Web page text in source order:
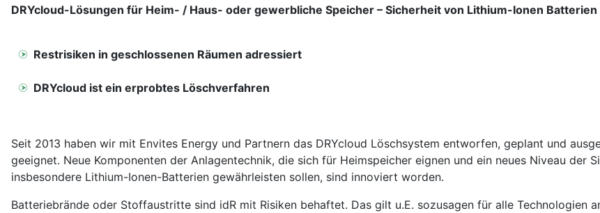
DRYcloud-Lösungen für Heim- / Haus- oder gewerbliche Speicher – Sicherheit von Lithium-Ionen Batterien
Restrisiken in geschlossenen Räumen adressiert
DRYcloud ist ein erprobtes Löschverfahren
Seit 2013 haben wir mit Envites Energy und Partnern das DRYcloud Löschsystem entworfen, geplant und
geeignet. Neue Komponenten der Anlagentechnik, die sich für Heimspeicher eignen und ein neues Niveau der
insbesondere Lithium-Ionen-Batterien gewährleisten sollen, sind innoviert worden.
Batteriebrände oder Stoffaustritte sind idR mit Risiken behaftet. Das gilt u.E. sozusagen für alle Technologien